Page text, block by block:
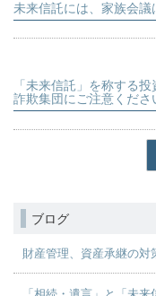
未来信託には、家族会議
「未来信託」を称する
詐欺集団にご注意くださ
ブログ
財産管理、資産承継の対